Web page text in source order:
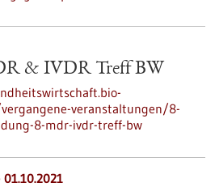
& IVDR Treff BW
veranstaltungen/8-
8-mdr-ivdr-treff-bw
01.10.2021